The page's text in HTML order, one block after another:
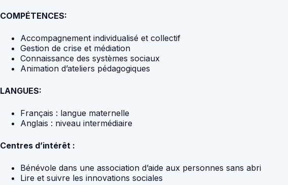
COMPÉTENCES:
Accompagnement individualisé et collectif
Gestion de crise et médiation
Connaissance des systèmes sociaux
Animation d’ateliers pédagogiques
LANGUES:
Français : langue maternelle
Anglais : niveau intermédiaire
Centres d’intérêt :
Bénévole dans une association d’aide aux personnes sans abri
Lire et suivre les innovations sociales